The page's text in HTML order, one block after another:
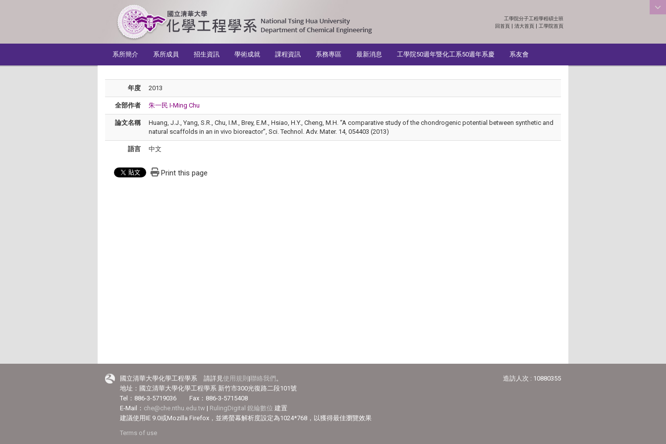
:::
工學院分子工程學程碩士班
回首頁 | 清大首頁 | 工學院首頁
系所簡介
系所成員 招生資訊 學術成就 課程資訊 系務專區 最新消息 工學院50週年暨化工系50週年系慶 系友會
年度 2013
全部作者 朱一民 I-Ming Chu
論文名稱
Huang, J.J., Yang, S.R., Chu, I.M., Brey, E.M., Hsiao, H.Y., Cheng, M.H. “A comparative study of the chondrogenic potential between synthetic and
natural scaffolds in an in vivo bioreactor”, Sci. Technol. Adv. Mater. 14, 054403 (2013)
語言 中文
Print this page
國立清華大學化學工程學系 請詳見 使用規則|聯絡我們 。
地址：國立清華大學化學工程學系 新竹市300光復路二段101號
Tel：886-3-5719036 Fax：886-3-5715408
E-Mail： che@che.nthu.edu.tw | RulingDigital 銳綸數位 建置
建議使用IE 9.0或Mozilla Firefox，並將螢幕解析度設定為1024*768，以獲得最佳瀏覽效果
Terms of use
造訪人次 : 10880355